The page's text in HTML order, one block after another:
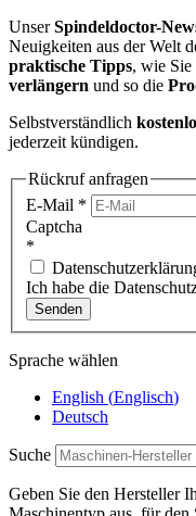
UnserSpindeldoctor-
Neuigkeiten aus der Welt
praktische Tipps, wie Sie
verlängern und so die
Selbstverständlich
jederzeit kündigen.
Rückruf anfragen
E-Mail *
Captcha
*
Ich habe die
Senden
Sprache wählen
English (Englisch)
Deutsch
Suche
Geben Sie den Hersteller